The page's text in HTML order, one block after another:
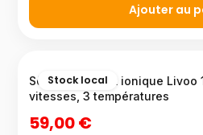
Ajouter au
Stock local
Sèche-cheveux ionique Livoo
vitesses, 3 températures
59,00 €